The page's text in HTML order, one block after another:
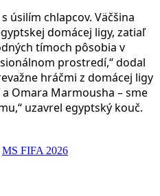
úsilím chlapcov. Väčšina
domácej ligy, zatiaľ
tímoch pôsobia v
prostredí,“ dodal
hráčmi z domácej ligy
Omara Marmousha – sme
uzavrel egyptský kouč.
MS FIFA 2026